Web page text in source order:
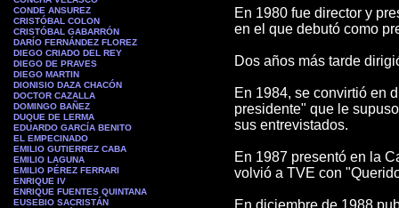
CONDE ANSUREZ
CRISTÓBAL COLON
CRISTÓBAL GABARRÓN
DARÍO FERNÁNDEZ FLOREZ
DIEGO CRIADO DEL REY
DIEGO DE PRAVES
DIEGO MARTIN
DIONISIO DAZA CHACÓN
DOCTOR CAZALLA
DOMINGO BAÑEZ
DUQUE DE LERMA
EDUARDO GARCÍA BENITO
EL EMPECINADO
EMILIO GUTIERREZ CABA
EMILIO LAGUNA
EMILIO PÉREZ FERRARI
ENRIQUE IV
ENRIQUE FUENTES QUINTANA
EUSEBIO SACRISTÁN
En 1980 fue director y
en el que debutó como
Dos años más tarde
En 1984, se convirtió en
presidente" que le
sus entrevistados.
En 1987 presentó en la
volvió a TVE con
En diciembre de 1988